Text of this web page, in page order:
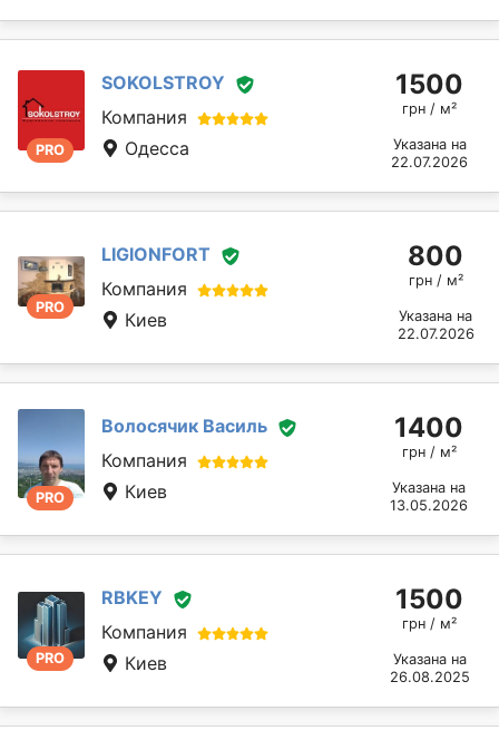
PRO
SOKOLSTROY
Компания
Одесса
1500
грн / м²
Указана на
22.07.2026
PRO
LIGIONFORT
Компания
Киев
800
грн / м²
Указана на
22.07.2026
PRO
Волосячик Василь
Компания
Киев
1400
грн / м²
Указана на
13.05.2026
PRO
RBKEY
Компания
Киев
1500
грн / м²
Указана на
26.08.2025